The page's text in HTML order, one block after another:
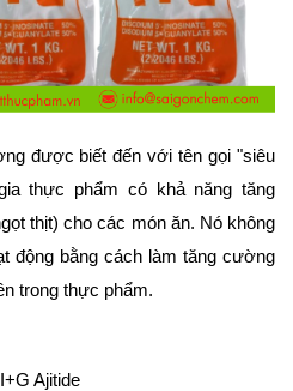
được biết đến với tên gọi "siêu
thực phẩm có khả năng tăng
thịt) cho các món ăn. Nó không
động bằng cách làm tăng cường
trong thực phẩm.
Ajitide